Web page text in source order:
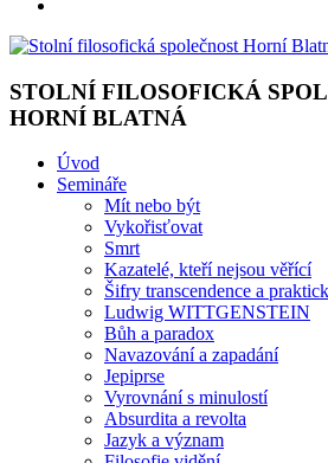
STOLNÍ FILOSOFICKÁ
HORNÍ BLATNÁ
Úvod
Semináře
Mít nebo být
Vykořisťovat
Smrt
Kazatelé, kteří nejsou věřící
Šifry transcendence a
Ludwig WITTGENSTEIN
Bůh a paradox
Navazování a zapadání
Jepiprse
Vyrovnání s minulostí
Absurdita a revolta
Jazyk a význam